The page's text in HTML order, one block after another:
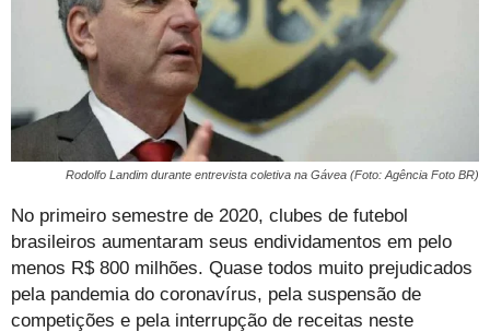
Rodolfo Landim durante entrevista coletiva na Gávea (Foto: Agência Foto BR)
No primeiro semestre de 2020, clubes de futebol
brasileiros aumentaram seus endividamentos em pelo
menos R$ 800 milhões. Quase todos muito prejudicados
pela pandemia do coronavírus, pela suspensão de
competições e pela interrupção de receitas neste